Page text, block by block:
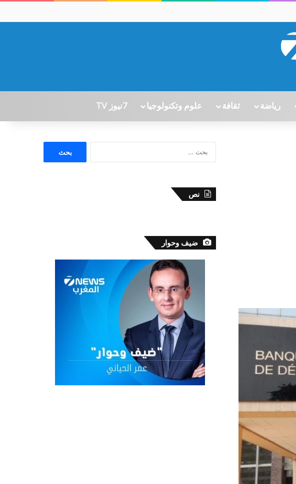
رياضة ثقافة علوم وتكنولوجيا 7نيوز TV
نص
ضيف وحوار